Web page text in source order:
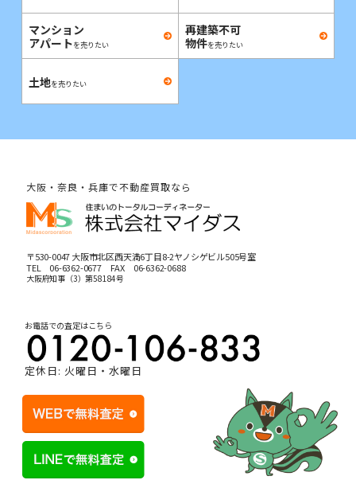
マンション
アパートを売りたい
再建築不可
物件を売りたい
土地を売りたい
大阪・奈良・兵庫で不動産買取なら
〒530-0047 大阪市北区西天満6丁目8-2ヤノシゲビル505号室
TEL 06-6362-0677FAX 06-6362-0688
大阪府知事（3）第58184号
お電話での査定はこちら
定休日: 火曜日・水曜日